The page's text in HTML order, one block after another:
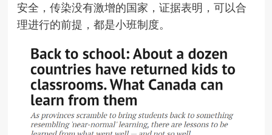
安全，传染没有激增的国家，证据表明，可以合
理进行的前提，都是小班制度。